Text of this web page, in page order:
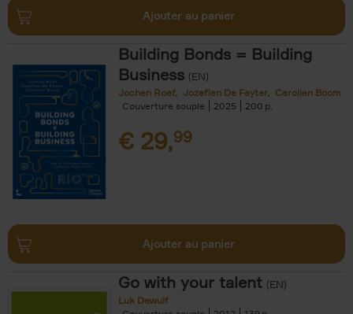
Ajouter au panier
Building Bonds = Building
Business (EN)
Jochen Roef Jozefien De Feyter
Carolien Boom
Couverture souple
2025 200
€ 29,99
Ajouter au panier
Go with your talent (EN)
Luk Dewulf